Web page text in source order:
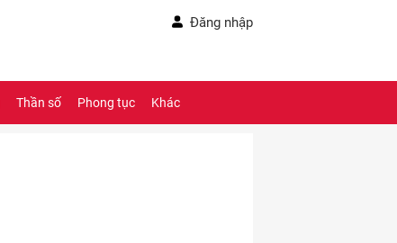
Đăng nhập
Thần số Phong tục Khác